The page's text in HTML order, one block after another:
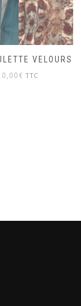
VELOURS
€ TTC